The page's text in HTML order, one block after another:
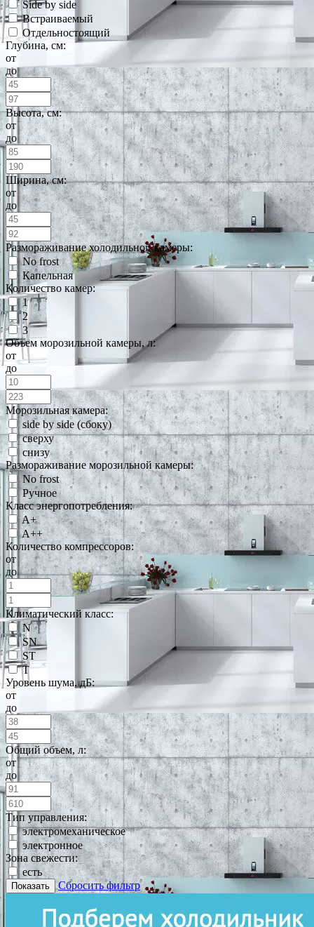
Side by side
Встраиваемый
Отдельностоящий
Глубина, см:
от
до
Высота, см:
от
до
Ширина, см:
от
до
Размораживание холодильной камеры:
No frost
Капельная
Количество камер:
1
2
3
Объем морозильной камеры, л:
от
до
Морозильная камера:
side by side (сбоку)
сверху
снизу
Размораживание морозильной камеры:
No frost
Ручное
Класс энергопотребления:
A+
A++
Количество компрессоров:
от
до
Климатический класс:
N
SN
ST
T
Уровень шума, дБ:
от
до
Общий объем, л:
от
до
Тип управления:
электромеханическое
электронное
Зона свежести:
есть
Показать Сбросить фильтр